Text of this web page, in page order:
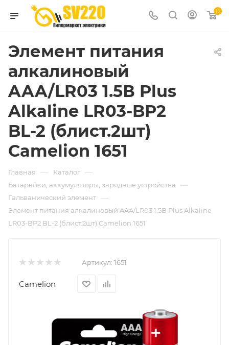
0
Элемент питания
алкалиновый
AAA/LR03 1.5В Plus
Alkaline LR03-BP2
BL-2 (блист.2шт)
Camelion 1651
Главная — Каталог —
Батарейки, аккумуляторы, зарядные устройства —
Гальванический элемент —
Элемент питания алкалиновый AAA/LR03 1.5В Plus Alkaline
LR03-BP2 BL-2 (блист.2шт) Camelion 1651
Артикул: 1651
Camelion